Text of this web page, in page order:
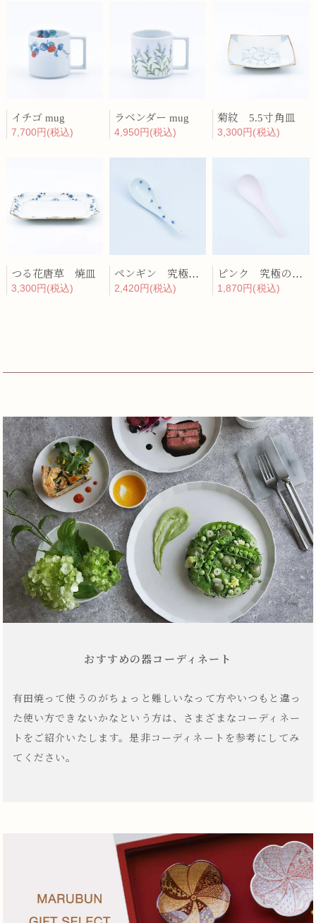
イチゴ mug
7,700円(税込)
ラベンダー mug
4,950円(税込)
菊紋 5.5寸角皿
3,300円(税込)
つる花唐草 焼皿
3,300円(税込)
ペンギン 究極のレンゲ
2,420円(税込)
ピンク 究極のレンゲ
1,870円(税込)
おすすめの器コーディネート
有田焼って使うのがちょっと難しいなって方やいつもと違っ
た使い方できないかなという方は、さまざまなコーディネー
トをご紹介いたします。是非コーディネートを参考にしてみ
てください。